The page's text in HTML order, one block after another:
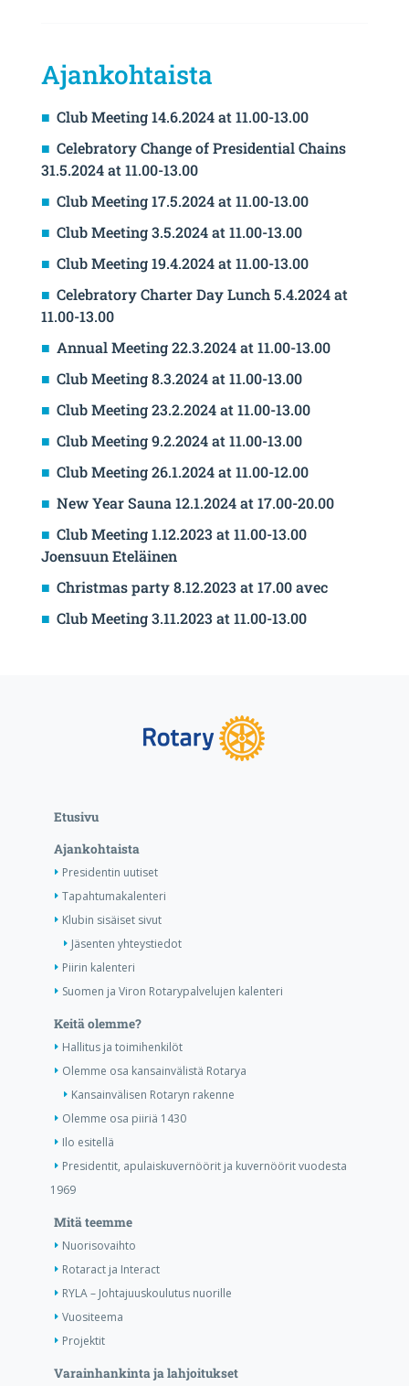
Ajankohtaista
Club Meeting 14.6.2024 at 11.00-13.00
Celebratory Change of Presidential Chains
31.5.2024 at 11.00-13.00
Club Meeting 17.5.2024 at 11.00-13.00
Club Meeting 3.5.2024 at 11.00-13.00
Club Meeting 19.4.2024 at 11.00-13.00
Celebratory Charter Day Lunch 5.4.2024 at
11.00-13.00
Annual Meeting 22.3.2024 at 11.00-13.00
Club Meeting 8.3.2024 at 11.00-13.00
Club Meeting 23.2.2024 at 11.00-13.00
Club Meeting 9.2.2024 at 11.00-13.00
Club Meeting 26.1.2024 at 11.00-12.00
New Year Sauna 12.1.2024 at 17.00-20.00
Club Meeting 1.12.2023 at 11.00-13.00
Joensuun Eteläinen
Christmas party 8.12.2023 at 17.00 avec
Club Meeting 3.11.2023 at 11.00-13.00
Etusivu
Ajankohtaista
Presidentin uutiset
Tapahtumakalenteri
Klubin sisäiset sivut
Jäsenten yhteystiedot
Piirin kalenteri
Suomen ja Viron Rotarypalvelujen kalenteri
Keitä olemme?
Hallitus ja toimihenkilöt
Olemme osa kansainvälistä Rotarya
Kansainvälisen Rotaryn rakenne
Olemme osa piiriä 1430
Ilo esitellä
Presidentit, apulaiskuvernöörit ja kuvernöörit vuodesta
1969
Mitä teemme
Nuorisovaihto
Rotaract ja Interact
RYLA – Johtajuuskoulutus nuorille
Vuositeema
Projektit
Varainhankinta ja lahjoitukset